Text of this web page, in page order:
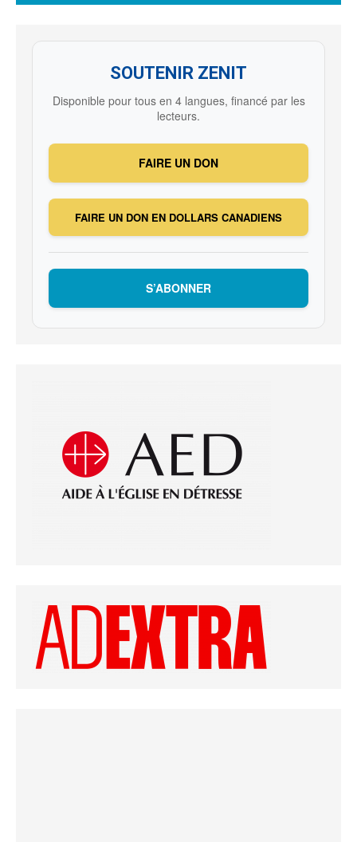
SOUTENIR ZENIT
Disponible pour tous en 4 langues, financé par les
lecteurs.
FAIRE UN DON
FAIRE UN DON EN DOLLARS CANADIENS
S’ABONNER